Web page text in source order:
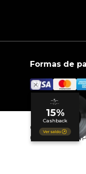
Formas de
© COPYRIGHT
06807-000